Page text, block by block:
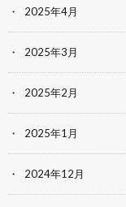
2025年4月
2025年3月
2025年2月
2025年1月
2024年12月